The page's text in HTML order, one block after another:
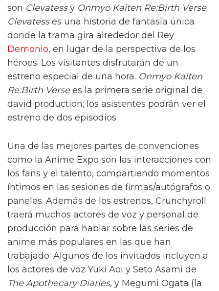
son Clevatessy Onmyo Kaiten Re:Birth Verse.
Clevatesses una historia de fantasía única
donde la trama gira alrededor del Rey
Demonio, en lugar de la perspectiva de los
héroes. Los visitantes disfrutarán de un
estreno especial de una hora. Onmyo Kaiten
Re:Birth Versees la primera serie original de
david production; los asistentes podrán ver el
estreno de dos episodios.
Una de las mejores partes de convenciones
como la Anime Expo son las interacciones con
los fans y el talento, compartiendo momentos
íntimos en las sesiones de firmas/autógrafos o
paneles. Además de los estrenos, Crunchyroll
traerá muchos actores de voz y personal de
producción para hablar sobre las series de
anime más populares en las que han
trabajado. Algunos de los invitados incluyen a
los actores de voz Yuki Aoi y Seto Asami de
The Apothecary Diaries, y Megumi Ogata (la